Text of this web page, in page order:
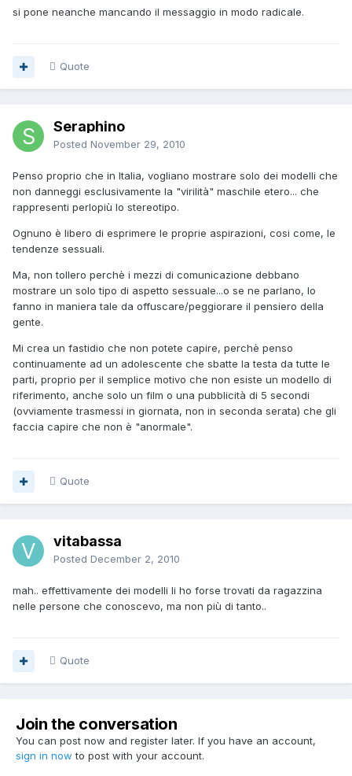
si pone neanche mancando il messaggio in modo radicale.
Quote
Seraphino
Posted November 29, 2010
Penso proprio che in Italia, vogliano mostrare solo dei modelli che
non danneggi esclusivamente la "virilità" maschile etero... che
rappresenti perlopiù lo stereotipo.
Ognuno è libero di esprimere le proprie aspirazioni, cosi come, le
tendenze sessuali.
Ma, non tollero perchè i mezzi di comunicazione debbano
mostrare un solo tipo di aspetto sessuale...o se ne parlano, lo
fanno in maniera tale da offuscare/peggiorare il pensiero della
gente.
Mi crea un fastidio che non potete capire, perchè penso
continuamente ad un adolescente che sbatte la testa da tutte le
parti, proprio per il semplice motivo che non esiste un modello di
riferimento, anche solo un film o una pubblicità di 5 secondi
(ovviamente trasmessi in giornata, non in seconda serata) che gli
faccia capire che non è "anormale".
Quote
vitabassa
Posted December 2, 2010
mah.. effettivamente dei modelli li ho forse trovati da ragazzina
nelle persone che conoscevo, ma non più di tanto..
Quote
Join the conversation
You can post now and register later. If you have an account,
sign in now to post with your account.